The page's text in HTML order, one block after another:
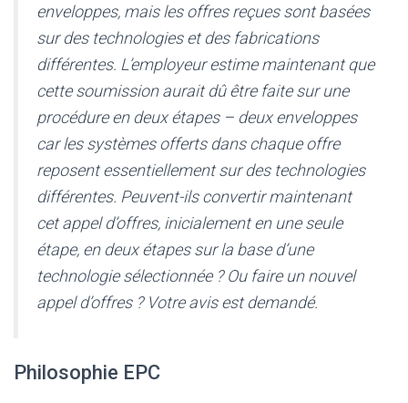
enveloppes, mais les offres reçues sont basées
sur des technologies et des fabrications
différentes. L’employeur estime maintenant que
cette soumission aurait dû être faite sur une
procédure en deux étapes – deux enveloppes
car les systèmes offerts dans chaque offre
reposent essentiellement sur des technologies
différentes. Peuvent-ils convertir maintenant
cet appel d’offres, inicialement en une seule
étape, en deux étapes sur la base d’une
technologie sélectionnée ? Ou faire un nouvel
appel d’offres ? Votre avis est demandé.
Philosophie EPC